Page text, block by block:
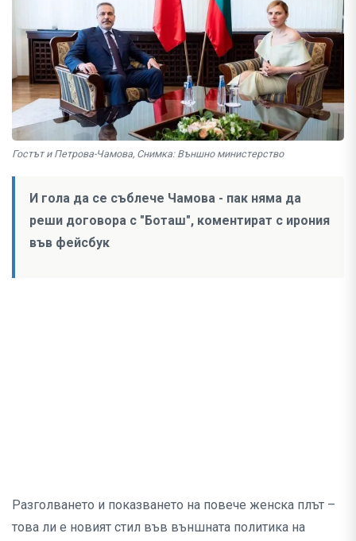
Гостът и Петрова-Чамова, Снимка: Външно министерство
И гола да се съблече Чамова - пак няма да
реши договора с "Боташ", коментират с ирония
във фейсбук
Разголването и показването на повече женска плът –
това ли е новият стил във външната политика на